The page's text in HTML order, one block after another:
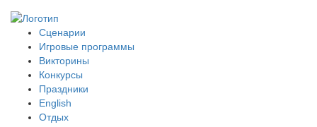
Сценарии
Игровые программы
Викторины
Конкурсы
Праздники
English
Отдых